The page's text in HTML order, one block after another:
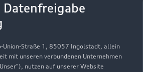
Datenfreigabe
Union-Straße 1, 85057 Ingolstadt, allein
mit unseren verbundenen Unternehmen
nutzen auf unserer Website